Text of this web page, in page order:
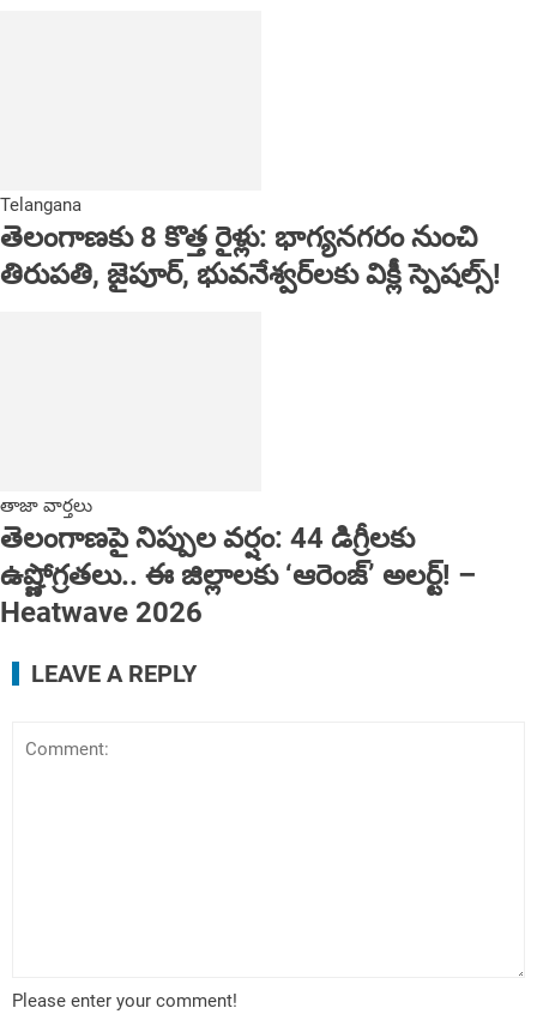
Telangana
తెలంగాణకు 8 కొత్త రైళ్లు: భాగ్యనగరం నుంచి
తిరుపతి, జైపూర్, భువనేశ్వర్‌లకు విక్లీ స్పెషల్స్!
తాజా వార్తలు
తెలంగాణపై నిప్పుల వర్షం: 44 డిగ్రీలకు
ఉష్ణోగ్రతలు.. ఈ జిల్లాలకు ‘ఆరెంజ్’ అలర్ట్! ‌‌–
Heatwave 2026
LEAVE A REPLY
Please enter your comment!